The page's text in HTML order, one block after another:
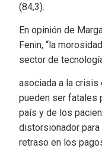
(84,3).
En opinión de
Fenin, “la
sector de
asociada a la crisis
pueden ser fatales
país y de los
distorsionador
retraso en los